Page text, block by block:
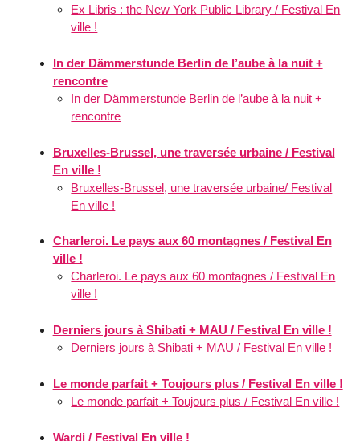
Ex Libris : the New York Public Library / Festival En
ville !
In der Dämmerstunde Berlin de l’aube à la nuit +
rencontre
In der Dämmerstunde Berlin de l’aube à la nuit +
rencontre
Bruxelles-Brussel, une traversée urbaine / Festival
En ville !
Bruxelles-Brussel, une traversée urbaine/ Festival
En ville !
Charleroi. Le pays aux 60 montagnes / Festival En
ville !
Charleroi. Le pays aux 60 montagnes / Festival En
ville !
Derniers jours à Shibati + MAU / Festival En ville !
Derniers jours à Shibati + MAU / Festival En ville !
Le monde parfait + Toujours plus / Festival En ville !
Le monde parfait + Toujours plus / Festival En ville !
Wardi / Festival En ville !